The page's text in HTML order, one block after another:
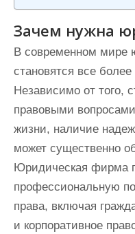
Зачем нужна
В современном мире
становятся все
Независимо от того,
правовыми
жизни, наличие
может существенно
Юридическая фирма
профессиональную
права, включая
и корпоративное